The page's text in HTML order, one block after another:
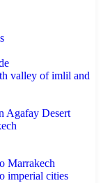
valley of imlil and
Agafay Desert
Marrakech
imperial cities